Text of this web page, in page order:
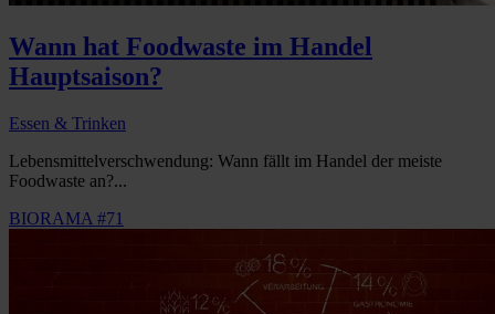
Wann hat Foodwaste im Handel
Hauptsaison?
Essen & Trinken
Lebensmittelverschwendung: Wann fällt im Handel der meiste
Foodwaste an?...
BIORAMA #71